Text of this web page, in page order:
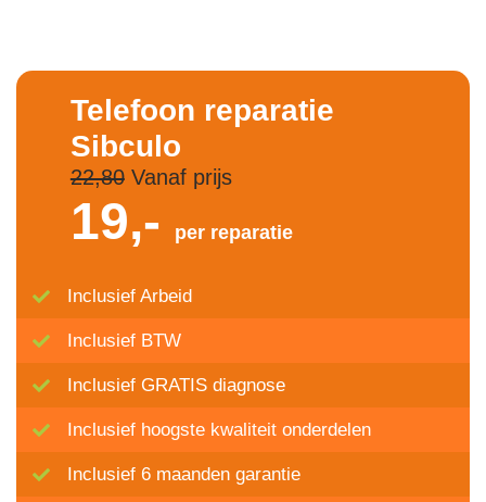
Telefoon reparatie
Sibculo
22,80Vanaf prijs
19,- per reparatie
Inclusief Arbeid
Inclusief BTW
Inclusief GRATIS diagnose
Inclusief hoogste kwaliteit onderdelen
Inclusief 6 maanden garantie